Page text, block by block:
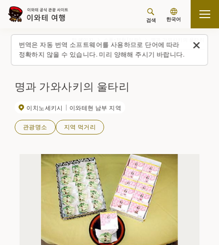
번역은 자동 번역 소프트웨어를 사용하므로 단어에 따라
정확하지 않을 수 있습니다. 미리 양해해 주시기 바랍니다.
검색 한국어
명과 가와사키의 울타리
이치노세키시 이와테현 남부 지역
관광명소 지역 먹거리